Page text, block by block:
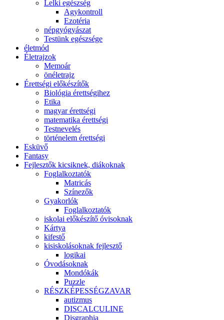
Lelki egészség
Agykontroll
Ezotéria
népgyógyászat
Testünk egészsége
életmód
Életrajzok
Memoár
önéletrajz
Érettségi előkészítők
Biológia érettségihez
Etika
magyar érettségi
matematika érettségi
Testnevelés
történelem érettségi
Esküvő
Fantasy
Fejlesztők kicsiknek, diákoknak
Foglalkoztatók
Matricás
Színezők
Gyakorlók
Foglalkoztatók
iskolai előkészítő óvisoknak
Kártya
kifestő
kisiskolásoknak fejlesztő
logikai
Óvodásoknak
Mondókák
Puzzle
RÉSZKÉPESSÉGZAVAR
autizmus
DISCALCULINE
Disgraphia